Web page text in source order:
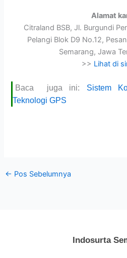
Alamat
Citraland BSB, Jl. Burgundi
Pelangi Blok D9 No.12,
Semarang, Jawa
>> Lihat di
Baca juga ini: Sistem
Teknologi GPS
← Pos Sebelumnya
Indosurta